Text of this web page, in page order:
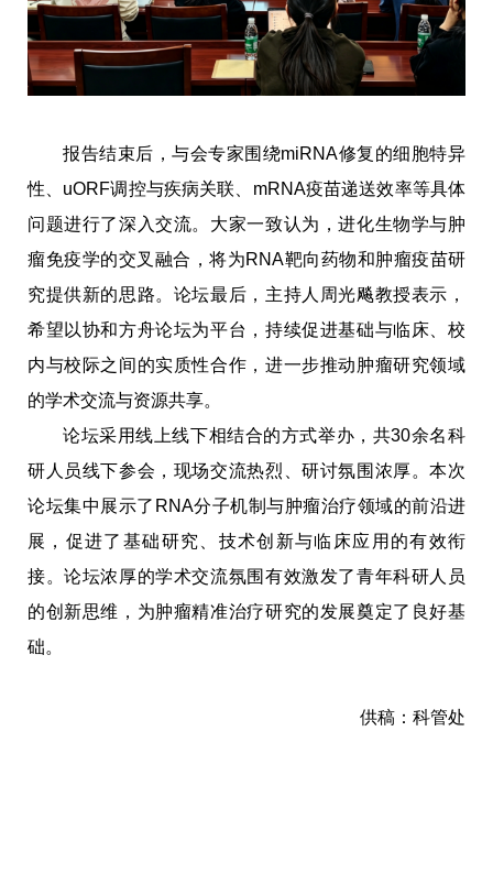
报告结束后，与会专家围绕miRNA修复的细胞特异
性、uORF调控与疾病关联、mRNA疫苗递送效率等具体
问题进行了深入交流。大家一致认为，进化生物学与肿
瘤免疫学的交叉融合，将为RNA靶向药物和肿瘤疫苗研
究提供新的思路。论坛最后，主持人周光飚教授表示，
希望以协和方舟论坛为平台，持续促进基础与临床、校
内与校际之间的实质性合作，进一步推动肿瘤研究领域
的学术交流与资源共享。
论坛采用线上线下相结合的方式举办，共30余名科
研人员线下参会，现场交流热烈、研讨氛围浓厚。本次
论坛集中展示了RNA分子机制与肿瘤治疗领域的前沿进
展，促进了基础研究、技术创新与临床应用的有效衔
接。论坛浓厚的学术交流氛围有效激发了青年科研人员
的创新思维，为肿瘤精准治疗研究的发展奠定了良好基
础。
供稿：科管处